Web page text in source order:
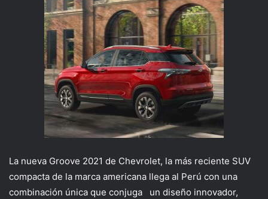
La nueva Groove 2021 de Chevrolet, la más reciente SUV
compacta de la marca americana llega al Perú con una
combinación única que conjuga un diseño innovador,